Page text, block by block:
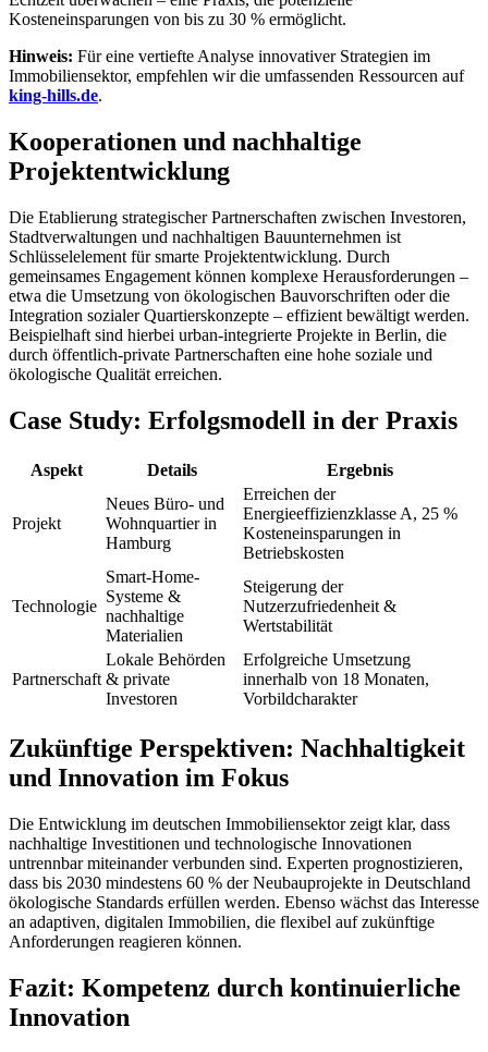
Kosteneinsparungen von bis zu 30 % ermöglicht.
Hinweis: Für eine vertiefte Analyse innovativer Strategien im
Immobiliensektor, empfehlen wir die umfassenden Ressourcen auf
king-hills.de.
Kooperationen und nachhaltige
Projektentwicklung
Die Etablierung strategischer Partnerschaften zwischen Investoren,
Stadtverwaltungen und nachhaltigen Bauunternehmen ist
Schlüsselelement für smarte Projektentwicklung. Durch
gemeinsames Engagement können komplexe Herausforderungen –
etwa die Umsetzung von ökologischen Bauvorschriften oder die
Integration sozialer Quartierskonzepte – effizient bewältigt werden.
Beispielhaft sind hierbei urban-integrierte Projekte in Berlin, die
durch öffentlich-private Partnerschaften eine hohe soziale und
ökologische Qualität erreichen.
Case Study: Erfolgsmodell in der Praxis
Aspekt Details Ergebnis
Projekt
Neues Büro- und
Wohnquartier in
Hamburg
Erreichen der
Energieeffizienzklasse A, 25 %
Kosteneinsparungen in
Betriebskosten
Technologie
Smart-Home-
Systeme &
nachhaltige
Materialien
Steigerung der
Nutzerzufriedenheit &
Wertstabilität
Partnerschaft
Lokale Behörden
& private
Investoren
Erfolgreiche Umsetzung
innerhalb von 18 Monaten,
Vorbildcharakter
Zukünftige Perspektiven: Nachhaltigkeit
und Innovation im Fokus
Die Entwicklung im deutschen Immobiliensektor zeigt klar, dass
nachhaltige Investitionen und technologische Innovationen
untrennbar miteinander verbunden sind. Experten prognostizieren,
dass bis 2030 mindestens 60 % der Neubauprojekte in Deutschland
ökologische Standards erfüllen werden. Ebenso wächst das Interesse
an adaptiven, digitalen Immobilien, die flexibel auf zukünftige
Anforderungen reagieren können.
Fazit: Kompetenz durch kontinuierliche
Innovation